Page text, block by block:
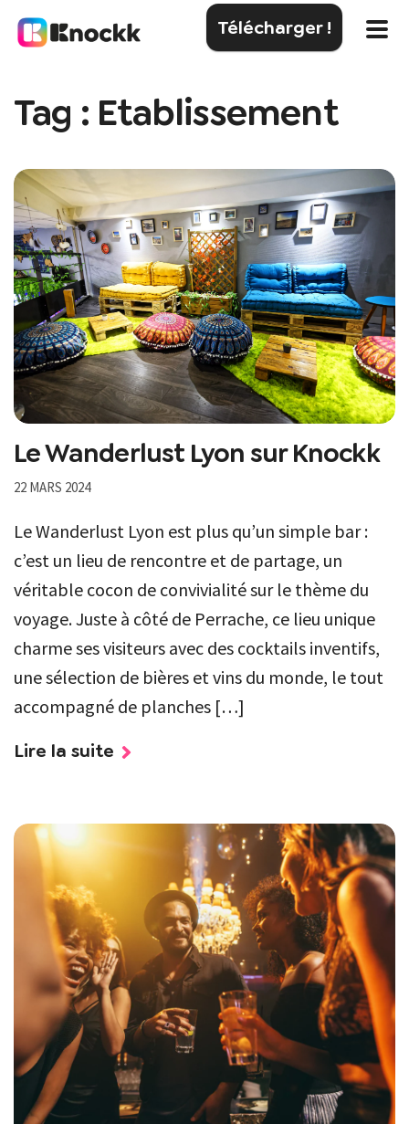
Télécharger !
Tag : Etablissement
Le Wanderlust Lyon sur Knockk
22 MARS 2024
Le Wanderlust Lyon est plus qu’un simple bar :
c’est un lieu de rencontre et de partage, un
véritable cocon de convivialité sur le thème du
voyage. Juste à côté de Perrache, ce lieu unique
charme ses visiteurs avec des cocktails inventifs,
une sélection de bières et vins du monde, le tout
accompagné de planches […]
Lire la suite